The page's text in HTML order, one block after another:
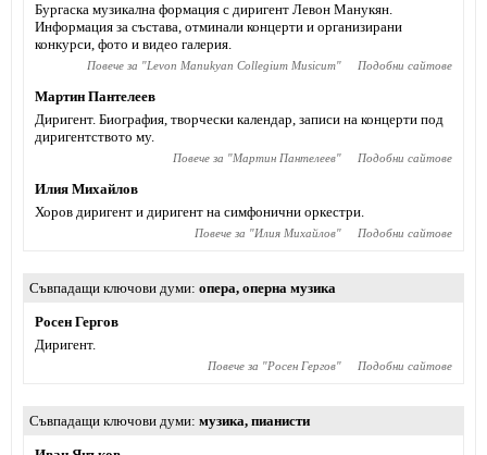
Бургаска музикална формация с диригент Левон Манукян.
Информация за състава, отминали концерти и организирани
конкурси, фото и видео галерия.
Повече за "Levon Manukyan Collegium Musicum" Подобни сайтове
Мартин Пантелеев
Диригент. Биография, творчески календар, записи на концерти под
диригентството му.
Повече за "Мартин Пантелеев" Подобни сайтове
Илия Михайлов
Хоров диригент и диригент на симфонични оркестри.
Повече за "Илия Михайлов" Подобни сайтове
Съвпадащи ключови думи опера, оперна музика
Росен Гергов
Диригент.
Повече за "Росен Гергов" Подобни сайтове
Съвпадащи ключови думи музика, пианисти